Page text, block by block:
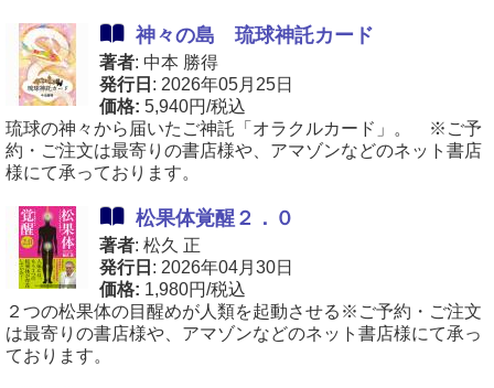
神々の島 琉球神託カード
著者: 中本 勝得
発行日 : 2026年05月25日
価格: 5,940円/税込
琉球の神々から届いたご神託「オラクルカード」。 ※ご予
約・ご注文は最寄りの書店様や、アマゾンなどのネット書店
様にて承っております。
松果体覚醒２．０
著者: 松久 正
発行日 : 2026年04月30日
価格: 1,980円/税込
２つの松果体の目醒めが人類を起動させる※ご予約・ご注文
は最寄りの書店様や、アマゾンなどのネット書店様にて承っ
ております。